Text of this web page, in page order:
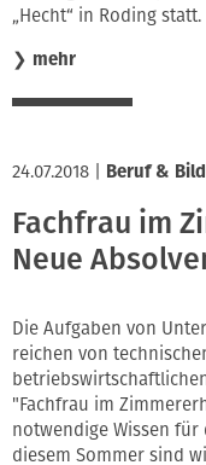
„Hecht“ in Roding statt.
❯ mehr
24.07.2018 Beruf &
Fachfrau im
Neue
Die Aufgaben von
reichen von
"Fachfrau im
notwendige Wissen für
diesem Sommer sind